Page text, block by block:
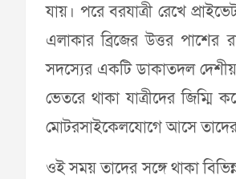
যায়। পরে বরযাত্রী রেখে
এলাকার ব্রিজের উত্তর
সদস্যের একটি ডাকাতদল
ভেতরে থাকা যাত্রীদের জিম্মি
মোটরসাইকেলযোগে আসে তাদের
ওই সময় তাদের সঙ্গে থাকা